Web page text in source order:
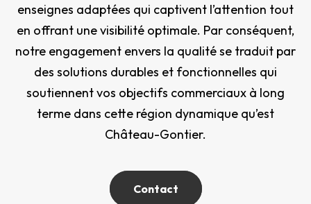
enseignes adaptées qui captivent l’attention tout
en offrant une visibilité optimale. Par conséquent,
notre engagement envers la qualité se traduit par
des solutions durables et fonctionnelles qui
soutiennent vos objectifs commerciaux à long
terme dans cette région dynamique qu’est
Château-Gontier.
Contact